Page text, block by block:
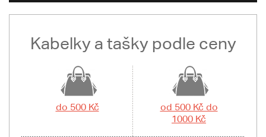
Kabelky a tašky podle ceny
do 500 Kč
od 500 Kč do
1000 Kč